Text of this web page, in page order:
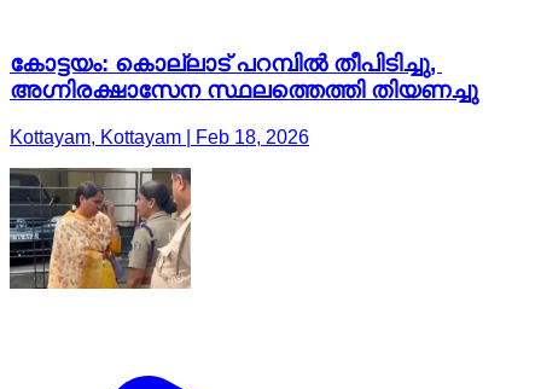
കോട്ടയം: കൊല്ലാട് പറമ്പിൽ തീപിടിച്ചു,
അഗ്നിരക്ഷാസേന സ്ഥലത്തെത്തി തിയണച്ചു
Kottayam, Kottayam | Feb 18, 2026